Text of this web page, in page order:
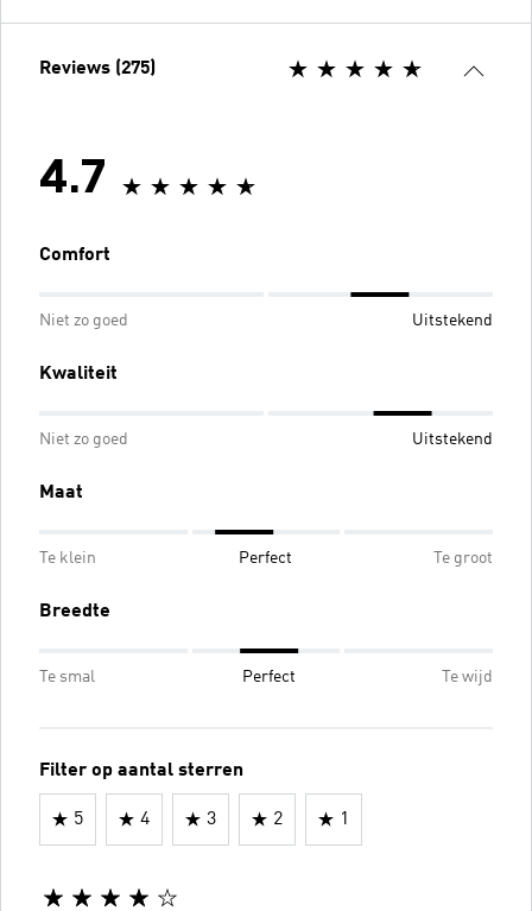
Reviews (275)
4.7
Comfort
Niet zo goed Uitstekend
Kwaliteit
Niet zo goed Uitstekend
Maat
Te klein Perfect Te groot
Breedte
Te smal Perfect Te wijd
Filter op aantal sterren
5 4 3 2 1